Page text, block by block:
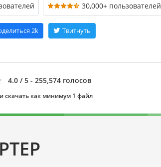
30,000+ пользователей
2k Твитнуть
4.0 / 5 - 255,574 голосов
скачать как минимум 1 файл